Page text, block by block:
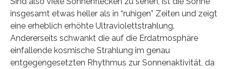
insgesamt etwas heller als in “ruhigen” Zeiten und zeigt
eine erheblich erhöhte Ultraviolettstrahlung.
Andererseits schwankt die auf die Erdatmosphäre
einfallende kosmische Strahlung im genau
entgegengesetzten Rhythmus zur Sonnenaktivität, da